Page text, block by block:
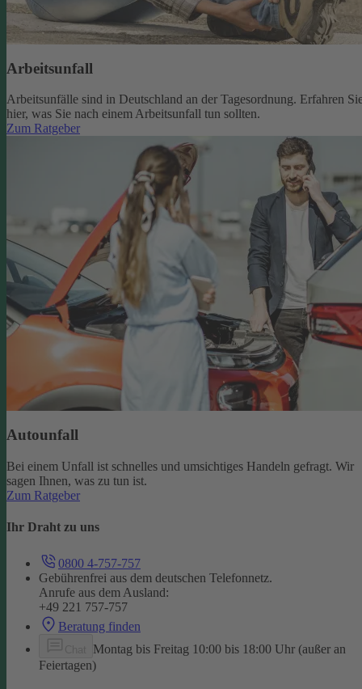
Arbeitsunfall
Arbeitsunfälle sind in Deutschland an der Tagesordnung. Erfahren
hier, was Sie nach einem Arbeitsunfall tun sollten.
Zum Ratgeber
Autounfall
Bei einem Unfall ist schnelles und umsichtiges Handeln gefragt. Wir
sagen Ihnen, was zu tun ist.
Zum Ratgeber
Ihr Draht zu uns
0800 4-757-757
Gebührenfrei aus dem deutschen Telefonnetz.
Anrufe aus dem Ausland:
+49 221 757-757
Beratung finden
Montag bis Freitag 10:00 bis 18:00 Uhr (außer an
Feiertagen)